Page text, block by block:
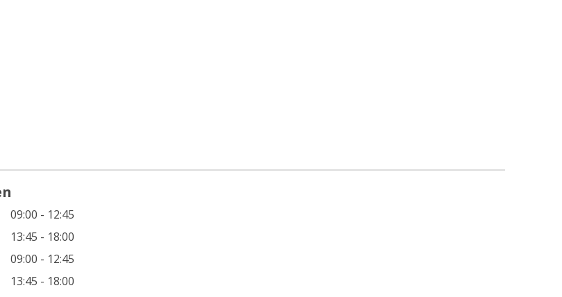
09:00 - 12:45
13:45 - 18:00
09:00 - 12:45
13:45 - 18:00